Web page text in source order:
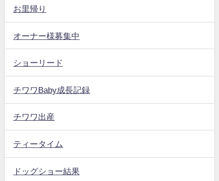
お里帰り
オーナー様募集中
ショーリード
チワワBaby成長記録
チワワ出産
ティータイム
ドッグショー結果